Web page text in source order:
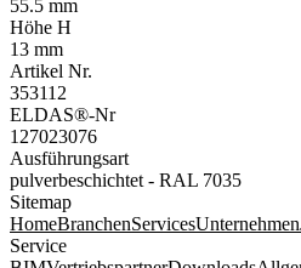
55.5 mm
Höhe H
13 mm
Artikel Nr.
353112
ELDAS®-Nr
127023076
Ausführungsart
pulverbeschichtet - RAL 7035
Sitemap
HomeBranchenServicesUnternehmen
Service